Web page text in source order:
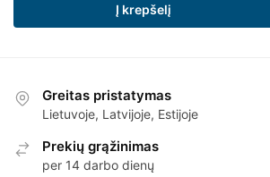
Į krepšelį
Greitas pristatymas
Lietuvoje, Latvijoje, Estijoje
Prekių grąžinimas
per 14 darbo dienų